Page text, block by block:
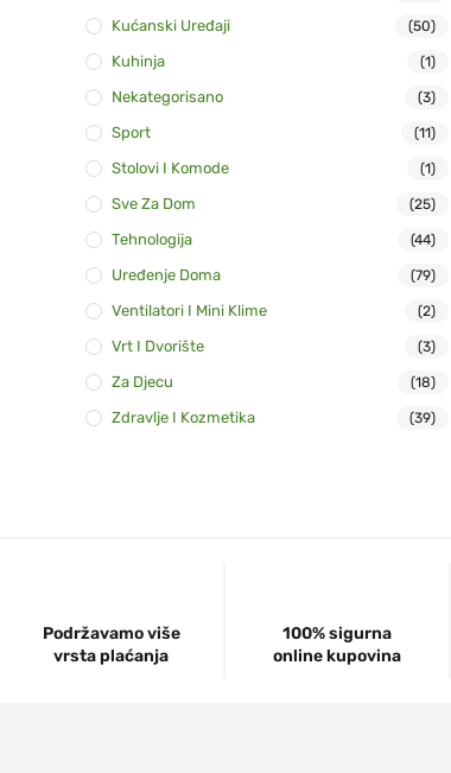
Kućanski Uređaji (50)
Kuhinja (1)
Nekategorisano (3)
Sport (11)
Stolovi I Komode (1)
Sve Za Dom (25)
Tehnologija (44)
Uređenje Doma (79)
Ventilatori I Mini Klime (2)
Vrt I Dvorište (3)
Za Djecu (18)
Zdravlje I Kozmetika (39)
Podržavamo više
vrsta plaćanja
100% sigurna
online kupovina